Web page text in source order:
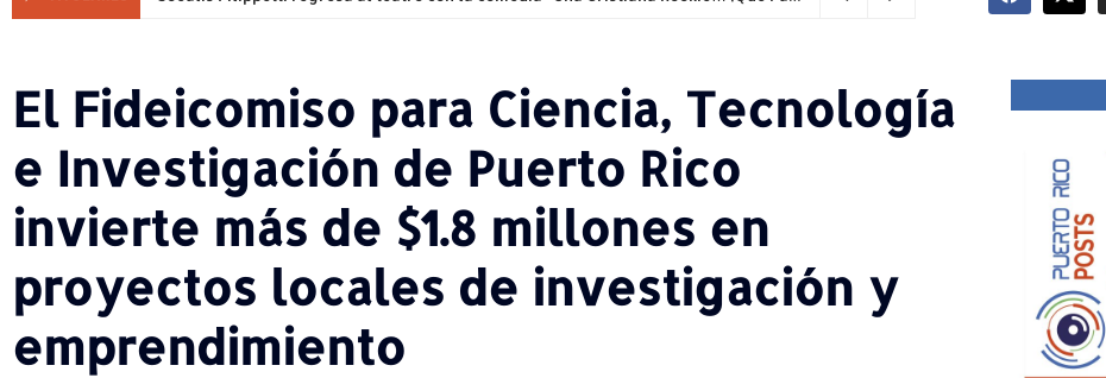
El Fideicomiso para Ciencia, Tecnología
e Investigación de Puerto Rico
invierte más de $1.8 millones en
proyectos locales de investigación y
emprendimiento